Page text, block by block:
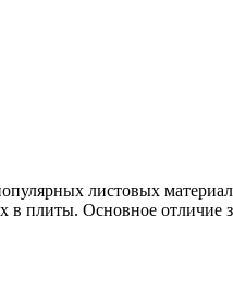
листовых
плиты. Основное отличие